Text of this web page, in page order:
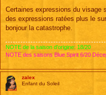
s
a
g
Certaines expressions du visage
des expressions ratées plus le
bonjour la catastrophe.
NOTE de la saison d'origine: 18/20
NOTE des saisons Blue Spirit 6/20
zalex
Enfant du Soleil